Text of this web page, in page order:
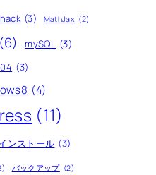
(3) MathJax (2)
(6) mySQL (3)
(3)
(4)
(11)
ンストール (3)
バックアップ (2)